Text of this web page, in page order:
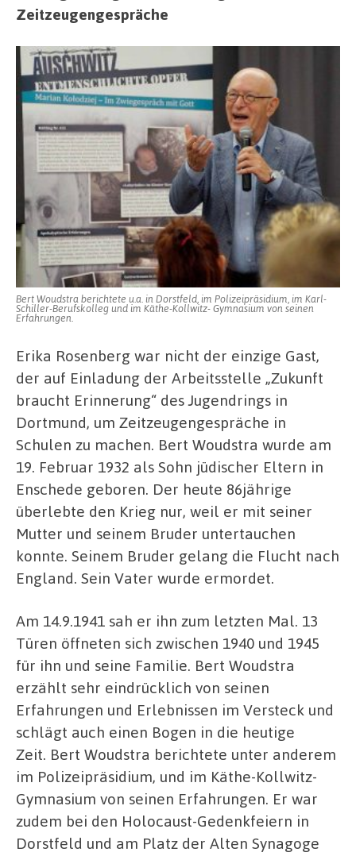
Zeitzeugengespräche
Bert Woudstra berichtete u.a. in Dorstfeld, im Polizeipräsidium, im Karl-
Schiller-Berufskolleg und im Käthe-Kollwitz- Gymnasium von seinen
Erfahrungen.
Erika Rosenberg war nicht der einzige Gast,
der auf Einladung der Arbeitsstelle „Zukunft
braucht Erinnerung“ des Jugendrings in
Dortmund, um Zeitzeugengespräche in
Schulen zu machen. Bert Woudstra wurde am
19. Februar 1932 als Sohn jüdischer Eltern in
Enschede geboren. Der heute 86jährige
überlebte den Krieg nur, weil er mit seiner
Mutter und seinem Bruder untertauchen
konnte. Seinem Bruder gelang die Flucht nach
England. Sein Vater wurde ermordet.
Am 14.9.1941 sah er ihn zum letzten Mal. 13
Türen öffneten sich zwischen 1940 und 1945
für ihn und seine Familie. Bert Woudstra
erzählt sehr eindrücklich von seinen
Erfahrungen und Erlebnissen im Versteck und
schlägt auch einen Bogen in die heutige
Zeit. Bert Woudstra berichtete unter anderem
im Polizeipräsidium, und im Käthe-Kollwitz-
Gymnasium von seinen Erfahrungen. Er war
zudem bei den Holocaust-Gedenkfeiern in
Dorstfeld und am Platz der Alten Synagoge